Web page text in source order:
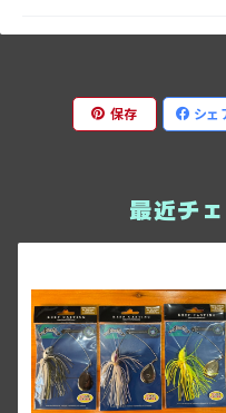
保存 シェ
最近チ